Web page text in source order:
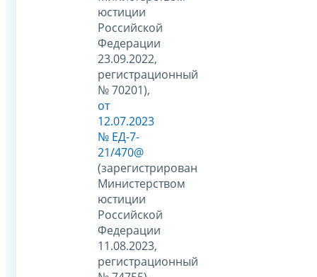
юстиции
Российской
Федерации
23.09.2022,
регистрационный
№ 70201),
от
12.07.2023
№ ЕД-7-
21/470@
(зарегистрирован
Министерством
юстиции
Российской
Федерации
11.08.2023,
регистрационный